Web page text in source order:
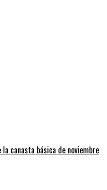
canasta básica de noviembre